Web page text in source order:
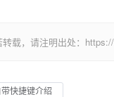
载，请注明出处：
快捷键介绍